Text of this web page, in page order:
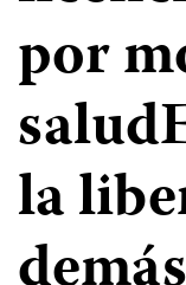
por
la